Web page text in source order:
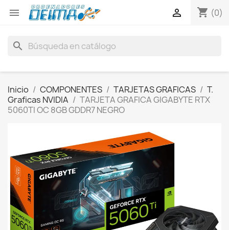
 shopping_cart (0)

search
Inicio COMPONENTES TARJETAS GRAFICAS
T.
Graficas NVIDIA
TARJETA GRAFICA GIGABYTE RTX
5060TI OC 8GB GDDR7 NEGRO